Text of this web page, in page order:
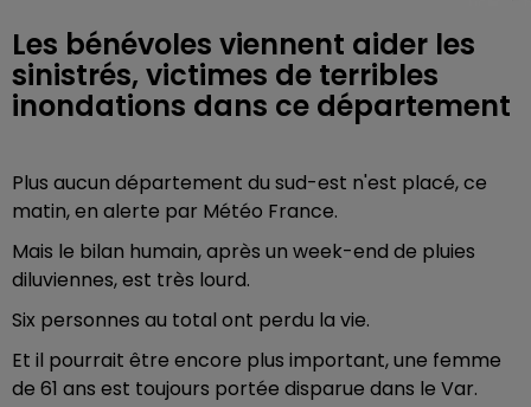
Les bénévoles viennent aider les
sinistrés, victimes de terribles
inondations dans ce département
Plus aucun département du sud-est n'est placé, ce
matin, en alerte par Météo France.
Mais le bilan humain, après un week-end de pluies
diluviennes, est très lourd.
Six personnes au total ont perdu la vie.
Et il pourrait être encore plus important, une femme
de 61 ans est toujours portée disparue dans le Var.